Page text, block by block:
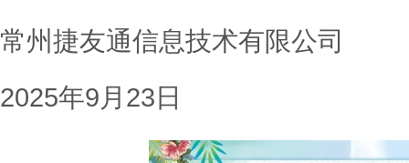
常州捷友通信息技术有限公司
2025年9 月 23 日